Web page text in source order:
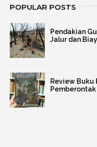
POPULAR POSTS
Pendakian
Jalur dan
Review Buku
Pemberontak